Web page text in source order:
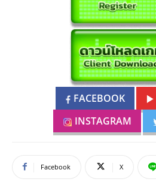
FACEBOOK
INSTAGRAM
Facebook X